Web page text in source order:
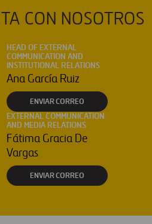
CON NOSOTROS
HEAD OF EXTERNAL
COMMUNICATION AND
INSTITUTIONAL RELATIONS
Ana García Ruiz
ENVIAR CORREO
EXTERNAL COMMUNICATION
AND MEDIA RELATIONS
Fátima Gracia De
Vargas
ENVIAR CORREO